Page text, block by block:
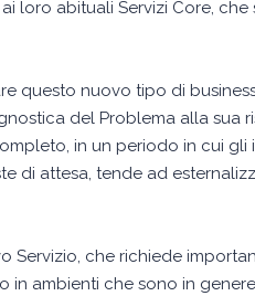
loro abituali Servizi Core,
questo nuovo tipo di
del Problema alla sua
in un periodo in cui
di attesa, tende ad
Servizio, che richiede
in ambienti che sono in
MASSIMO